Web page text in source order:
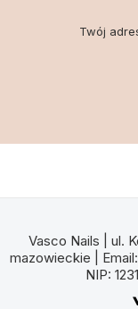
Twój
Vasco Nails | ul.
mazowieckie | Email:
NIP: